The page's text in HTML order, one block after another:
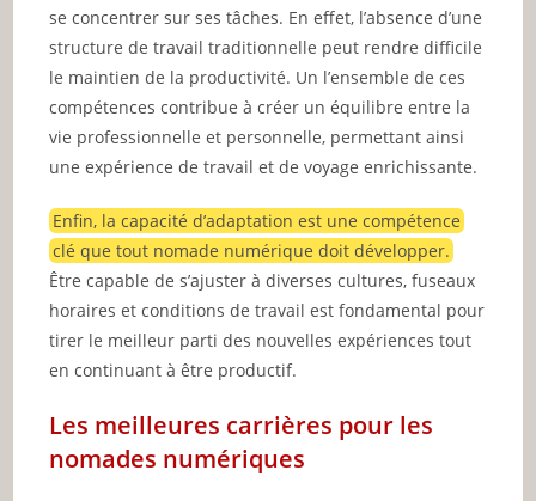
se concentrer sur ses tâches. En effet, l’absence d’une
structure de travail traditionnelle peut rendre difficile
le maintien de la productivité. Un l’ensemble de ces
compétences contribue à créer un équilibre entre la
vie professionnelle et personnelle, permettant ainsi
une expérience de travail et de voyage enrichissante.
Enfin, la capacité d’adaptation est une compétence
clé que tout nomade numérique doit développer.
Être capable de s’ajuster à diverses cultures, fuseaux
horaires et conditions de travail est fondamental pour
tirer le meilleur parti des nouvelles expériences tout
en continuant à être productif.
Les meilleures carrières pour les
nomades numériques